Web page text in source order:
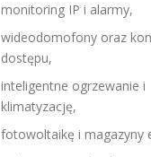
monitoring IP i alarmy,
wideodomofony oraz
dostępu,
inteligentne ogrzewanie i
klimatyzację,
fotowoltaikę i magazyny